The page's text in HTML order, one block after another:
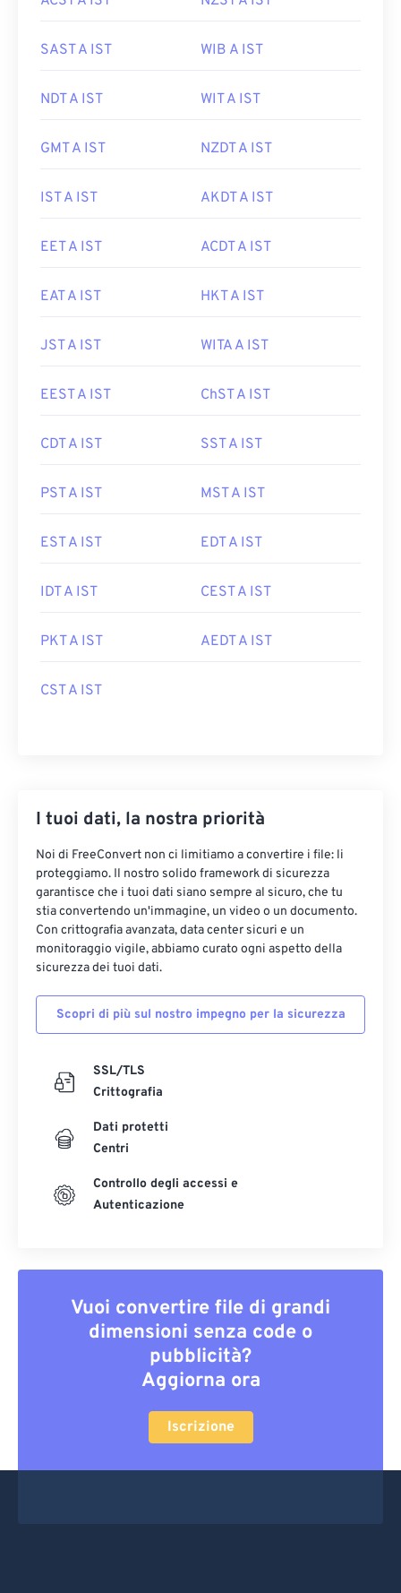
SAST A IST WIB A IST
NDT A IST WIT A IST
GMT A IST NZDT A IST
IST A IST AKDT A IST
EET A IST ACDT A IST
EAT A IST HKT A IST
JST A IST WITA A IST
EEST A IST ChST A IST
CDT A IST SST A IST
PST A IST MST A IST
EST A IST EDT A IST
IDT A IST CEST A IST
PKT A IST AEDT A IST
CST A IST
I tuoi dati, la nostra priorità
Noi di FreeConvert non ci limitiamo a convertire i file: li
proteggiamo. Il nostro solido framework di sicurezza
garantisce che i tuoi dati siano sempre al sicuro, che tu
stia convertendo un'immagine, un video o un documento.
Con crittografia avanzata, data center sicuri e un
monitoraggio vigile, abbiamo curato ogni aspetto della
sicurezza dei tuoi dati.
Scopri di più sul nostro impegno per la sicurezza
SSL/TLS
Crittografia
Dati protetti
Centri
Controllo degli accessi e
Autenticazione
Vuoi convertire file di grandi
dimensioni senza code o
pubblicità?
Aggiorna ora
Iscrizione